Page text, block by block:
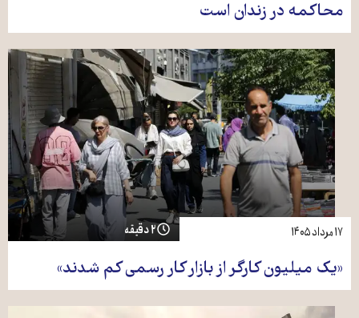
محاکمه در زندان است
«یک میلیون کارگر از بازار کار رسمی کم شدند»
۱۷ مرداد ۱۴۰۵ ۲ دقیقه